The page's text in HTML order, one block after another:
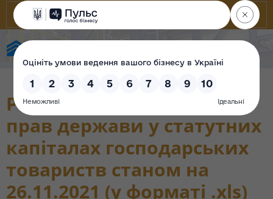
Реєстр корпоративних
прав держави у статутних
капіталах господарських
товариств станом на
26.11.2021 (у форматі .xls)